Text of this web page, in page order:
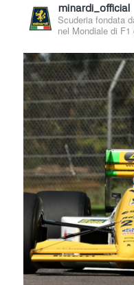
minardi_official
Scuderia fondata
nel Mondiale di